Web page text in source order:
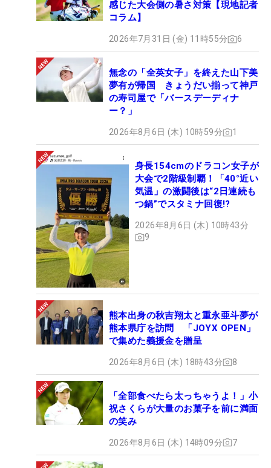
感じた大会側の暑さ対策【現地記者
コラム】
2026年7月31日 (金) 11時55分 6
無念の「全英女子」を終えた山下美
夢有が帰国 きょうだい揃って神戸
の寿司屋で「バースデーディナ
ー？」
2026年8月6日 (木) 10時59分 1
身長154cmのドラコン女子が
大会で2階級制覇！「40°近い
気温」の激闘後は“2日連続も
つ鍋”でスタミナ回復!?
2026年8月6日 (木) 10時43分
9
熊本出身の秋吉翔太と重永亜斗夢が
熊本県庁を訪問 「JOYX OPEN」
で集めた義援金を贈呈
2026年8月6日 (木) 18時43分 8
「全部食べたら太っちゃうよ！」小
祝さくらが大量のお菓子を前に満面
の笑み
2026年8月6日 (木) 14時09分 7